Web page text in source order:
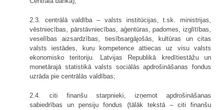
2.3. centrālā valdība – valsts institūcijas, t.sk. ministrijas,
vēstniecības, pārstāvniecības, aģentūras, padomes, izglītības,
veselības aizsardzības, tiesībsargājošās, kultūras un citas
valsts iestādes, kuru kompetence attiecas uz visu valsts
ekonomisko teritoriju. Latvijas Republikā kredītiestāžu un
monetārajā statistikā valsts sociālās apdrošināšanas fondus
uzrāda pie centrālās valdības;
2.4. citi finanšu starpnieki, izņemot apdrošināšanas
sabiedrības un pensiju fondus (tālāk tekstā – citi finanšu